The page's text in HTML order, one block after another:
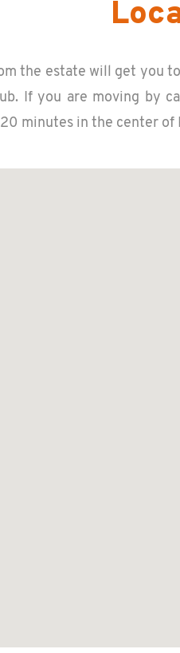
the es­tate will get you
If you are mov­ing by
20 min­utes in the cen­ter of